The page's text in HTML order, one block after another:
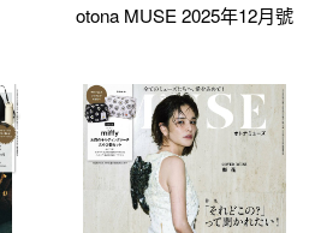
otona MUSE 2025年12月號